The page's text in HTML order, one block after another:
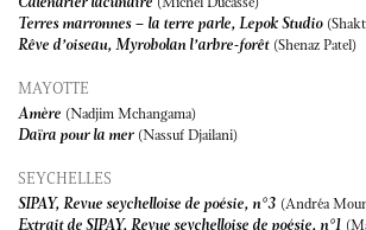
Terres marronnes – la terre parle, Lepok Studio
Rêve d’oiseau, Myrobolan l’arbre-forêt (Shenaz Patel)
MAYOTTE
Amère (Nadjim Mchangama)
Daïra pour la mer (Nassuf Djailani)
SEYCHELLES
SIPAY, Revue seychelloise de poésie, n°3 (Andréa
Extrait de SIPAY, Revue seychelloise de poésie, n°1